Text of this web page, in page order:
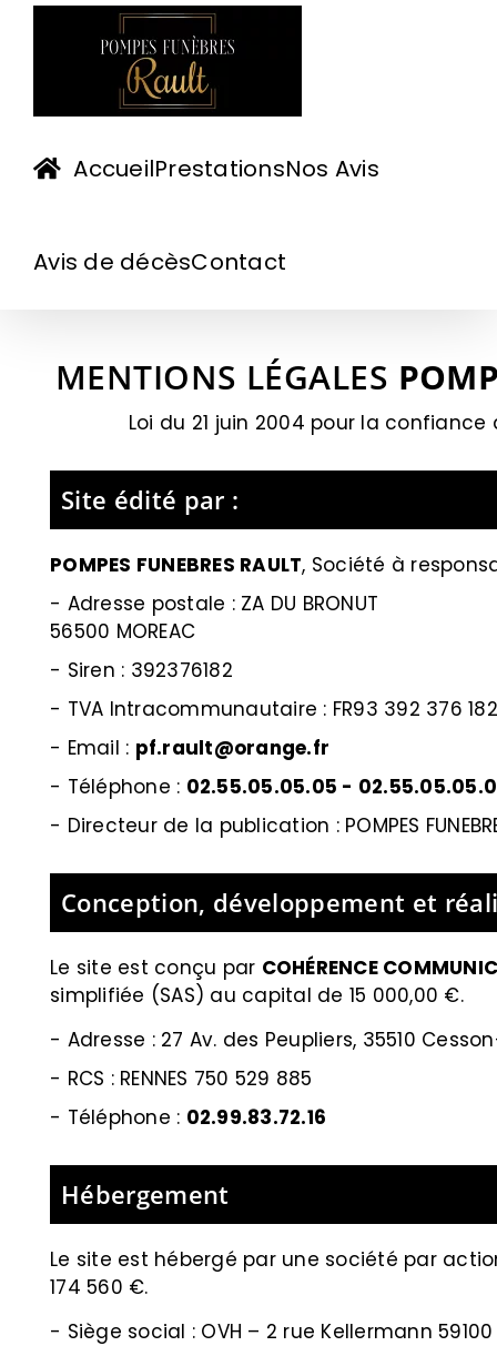
Passer
AccueilPrestationsNos Avis
Avis de décèsContact
MENTIONS LÉGALES
Loi du 21 juin 2004 pour la
Site édité par :
POMPES FUNEBRES RAULT, Société à
- Adresse postale : ZA DU BRONUT
56500 MOREAC
- Siren : 392376182
- TVA Intracommunautaire : FR93 392 376 182
- Email : pf.rault@orange.fr
- Téléphone : 02.55.05.05.05 -
- Directeur de la publication : POMPES
Conception, développement et
Le site est conçu par COHÉRENCE
simplifiée (SAS) au capital de 15 000,00 €.
- Adresse : 27 Av. des Peupliers, 35510
- RCS : RENNES 750 529 885
- Téléphone : 02.99.83.72.16
Hébergement
Le site est hébergé par une société par
174 560 €.
- Siège social : OVH – 2 rue Kellermann